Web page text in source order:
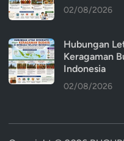
02/08/2026
Hubungan
Keragaman
Indonesia
02/08/2026